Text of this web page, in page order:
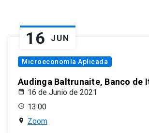
16 JUN
Microeconomía Aplicada
Audinga Baltrunaite, Banco de
16 de Junio de 2021
13:00
Zoom